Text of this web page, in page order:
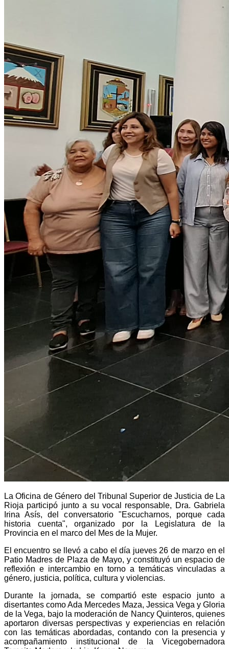
La Oficina de Género del Tribunal Superior de Justicia de La
Rioja participó junto a su vocal responsable, Dra. Gabriela
Irina Asís, del conversatorio "Escucharnos, porque cada
historia cuenta", organizado por la Legislatura de la
Provincia en el marco del Mes de la Mujer.
El encuentro se llevó a cabo el día jueves 26 de marzo en el
Patio Madres de Plaza de Mayo, y constituyó un espacio de
reflexión e intercambio en torno a temáticas vinculadas a
género, justicia, política, cultura y violencias.
Durante la jornada, se compartió este espacio junto a
disertantes como Ada Mercedes Maza, Jessica Vega y Gloria
de la Vega, bajo la moderación de Nancy Quinteros, quienes
aportaron diversas perspectivas y experiencias en relación
con las temáticas abordadas, contando con la presencia y
acompañamiento institucional de la Vicegobernadora